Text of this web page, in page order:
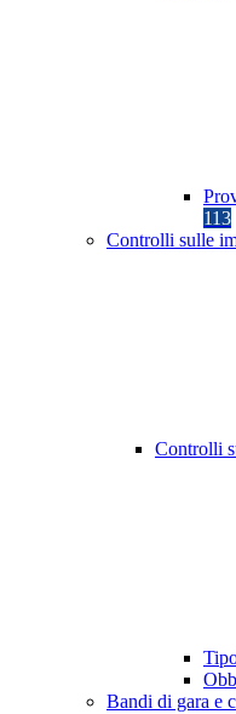
113
Controlli sulle
Controlli
Bandi di gara e